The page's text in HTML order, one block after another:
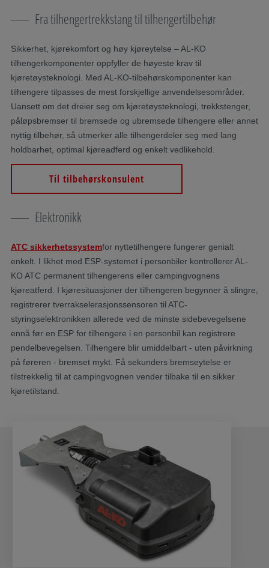
Fra tilhengertrekkstang til tilhengertilbehør
Sikkerhet, kjørekomfort og høy kjøreytelse – AL-KO
tilhengerkomponenter oppfyller de høyeste krav til
kjøretøysteknologi. Med AL-KO-tilbehørskomponenter kan
tilhengere tilpasses de mest forskjellige anvendelsesområder.
Uansett om det dreier seg om kjøretøysteknologi, trekkstenger,
påløpsbremser til bremsede og ubremsede tilhengere eller annet
nyttig tilbehør, så utmerker alle tilhengerdeler seg med lang
holdbarhet, optimal kjøreadferd og enkelt vedlikehold.
Til tilbehørskonsulent
Elektronikk
ATC sikkerhetssystemfor nyttetilhengere fungerer genialt
enkelt. I likhet med ESP-systemet i personbiler kontrollerer AL-
KO ATC permanent tilhengerens eller campingvognens
kjøreatferd. I kjøresituasjoner der tilhengeren begynner å slingre,
registrerer tverrakselerasjonssensoren til ATC-
styringselektronikken allerede ved de minste sidebevegelsene
ennå før en ESP for tilhengere i en personbil kan registrere
pendelbevegelsen. Tilhengere blir umiddelbart - uten påvirkning
på føreren - bremset mykt. Få sekunders bremseytelse er
tilstrekkelig til at campingvognen vender tilbake til en sikker
kjøretilstand.